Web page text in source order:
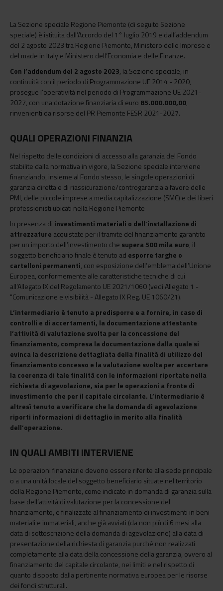
La Sezione speciale Regione Piemonte (di seguito Sezione
speciale) è istituita dall’Accordo del 1° luglio 2019 e dall’addendum
del 2 agosto 2023 tra Regione Piemonte, Ministero delle Imprese e
del made in Italy e Ministero dell’Economia e delle Finanze.
Con l’addendum del 2 agosto 2023, la Sezione speciale, in
continuità con il periodo di Programmazione UE 2014 - 2020,
prosegue l’operatività nel periodo di Programmazione UE 2021-
2027, con una dotazione finanziaria di euro 85.000.000,00,
rinvenienti da risorse del PR Piemonte FESR 2021-2027.
QUALI OPERAZIONI FINANZIA
Nel rispetto delle condizioni di accesso alla garanzia del Fondo
stabilite dalla normativa in vigore, la Sezione speciale interviene
finanziando, insieme al Fondo stesso, le singole operazioni di
garanzia diretta e di riassicurazione/controgaranzia a favore delle
PMI, delle piccole imprese a media capitalizzazione (SMC) e dei liberi
professionisti ubicati nella Regione Piemonte
In presenza di investimenti materiali o dell’installazione di
attrezzature acquistate per il tramite del finanziamento garantito
per un importo dell’investimento che supera 500 mila euro, il
soggetto beneficiario finale è tenuto ad esporre targhe o
cartelloni permanenti, con esposizione dell’emblema dell’Unione
Europea, conformemente alle caratteristiche tecniche di cui
all’Allegato IX del Regolamento UE 2021/1060 (vedi Allegato 1 -
"Comunicazione e visibilità - Allegato IX Reg. UE 1060/21).
L’intermediario è tenuto a predisporre e a fornire, in caso di
controlli e di accertamenti, la documentazione attestante
l’attività di valutazione svolta per la concessione del
finanziamento, compresa la documentazione dalla quale si
evinca la descrizione dettagliata della finalità di utilizzo del
finanziamento concesso e la valutazione svolta per accertare
la coerenza di tale finalità con le informazioni riportate nella
richiesta di agevolazione, sia per le operazioni a fronte di
investimento che per il capitale circolante. L’intermediario è
altresì tenuto a verificare che la domanda di agevolazione
riporti informazioni di dettaglio in merito alla finalità
dell’operazione.
IN QUALI AMBITI INTERVIENE
Le operazioni finanziarie devono essere riferite alla sede principale
o a una unità locale del soggetto beneficiario situate nel territorio
della Regione Piemonte, come indicato in domanda di garanzia sulla
base dell’attività di valutazione per la concessione del
finanziamento, e finalizzate al finanziamento di investimenti in beni
materiali e immateriali, anche già avviati (da non più di 6 mesi alla
data di sottoscrizione della domanda di agevolazione) alla data di
presentazione della richiesta di garanzia purché non realizzati
completamente alla data della concessione della garanzia, ovvero al
finanziamento del capitale circolante, nei limiti e nel rispetto di
quanto disposto dalla pertinente normativa europea per le risorse
dei fondi strutturali.